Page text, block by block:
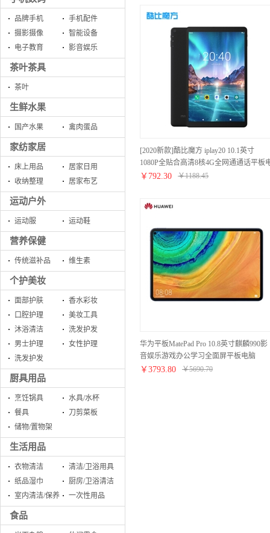
品牌手机
手机配件
摄影摄像
智能设备
电子教育
影音娱乐
茶叶茶具
茶叶
生鲜水果
国产水果 禽肉蛋品
家纺家居
床上用品
居家日用
收纳整理
居家布艺
运动户外
运动服 运动鞋
营养保健
传统滋补品 维生素
个护美妆
面部护肤
香水彩妆
口腔护理
美妆工具
沐浴清洁
洗发护发
男士护理
女性护理
洗发护发
厨具用品
烹饪锅具
水具/水杯
餐具
刀剪菜板
储物/置物架
生活用品
衣物清洁
清洁/卫浴用具
纸品湿巾
厨房/卫浴清洁
室内清洁/保养
一次性用品
食品
[2020新款]酷比魔方 iplay20 10.1英寸
1080P全贴合高清8核4G全网通通话平板
脑 前黑后黑 4G+64G
￥ 792.30 ￥1188.45
华为平板MatePad Pro 10.8英寸麒麟990影
音娱乐游戏办公学习全面屏平板电脑
6GB+128GB WIFI（夜阑灰）
￥ 3793.80 ￥5690.70